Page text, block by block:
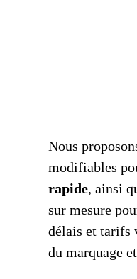
Nous
modifiables
rapide, ainsi
sur mesure
délais et tarifs
du marquage